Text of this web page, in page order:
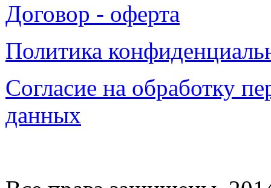
Договор - оферта
Политика
Согласие на обработку
данных